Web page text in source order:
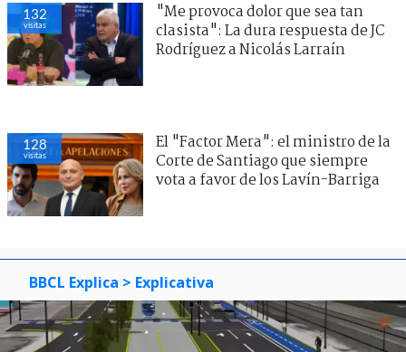
132
visitas
"Me provoca dolor que sea tan
clasista": La dura respuesta de JC
Rodríguez a Nicolás Larraín
128
visitas
El "Factor Mera": el ministro de la
Corte de Santiago que siempre
vota a favor de los Lavín-Barriga
BBCL Explica > Explicativa